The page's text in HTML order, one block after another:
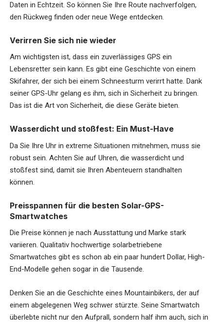
Daten in Echtzeit. So können Sie Ihre Route nachverfolgen,
den Rückweg finden oder neue Wege entdecken.
Verirren Sie sich nie wieder
Am wichtigsten ist, dass ein zuverlässiges GPS ein
Lebensretter sein kann. Es gibt eine Geschichte von einem
Skifahrer, der sich bei einem Schneesturm verirrt hatte. Dank
seiner GPS-Uhr gelang es ihm, sich in Sicherheit zu bringen.
Das ist die Art von Sicherheit, die diese Geräte bieten.
Wasserdicht und stoßfest: Ein Must-Have
Da Sie Ihre Uhr in extreme Situationen mitnehmen, muss sie
robust sein. Achten Sie auf Uhren, die wasserdicht und
stoßfest sind, damit sie Ihren Abenteuern standhalten
können.
Preisspannen für die besten Solar-GPS-
Smartwatches
Die Preise können je nach Ausstattung und Marke stark
variieren. Qualitativ hochwertige solarbetriebene
Smartwatches gibt es schon ab ein paar hundert Dollar, High-
End-Modelle gehen sogar in die Tausende.
Denken Sie an die Geschichte eines Mountainbikers, der auf
einem abgelegenen Weg schwer stürzte. Seine Smartwatch
überlebte nicht nur den Aufprall, sondern half ihm auch, sich in